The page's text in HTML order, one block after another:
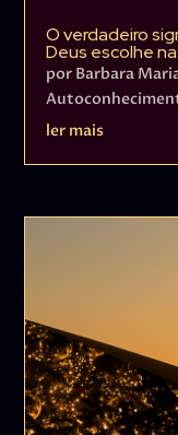
O verdadeiro
Deus escolhe
por Barbara
ler mais